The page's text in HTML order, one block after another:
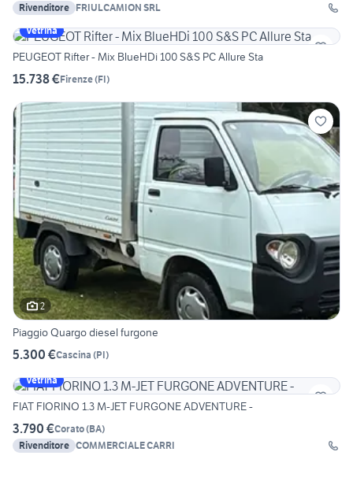
Rivenditore FRIULCAMION SRL
Vetrina
PEUGEOT Rifter - Mix BlueHDi 100 S&S PC Allure Sta
15.738 €Firenze(FI)
2
Piaggio Quargo diesel furgone
5.300 €Cascina (PI)
Vetrina
FIAT FIORINO 1.3 M-JET FURGONE ADVENTURE -
3.790 €Corato(BA)
Rivenditore COMMERCIALE CARRI